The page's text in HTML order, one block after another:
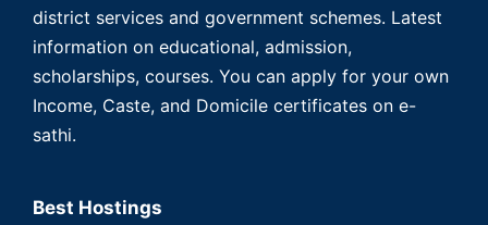
district services and government schemes. Latest
information on educational, admission,
scholarships, courses. You can apply for your own
Income, Caste, and Domicile certificates on e-
sathi.
Best Hostings